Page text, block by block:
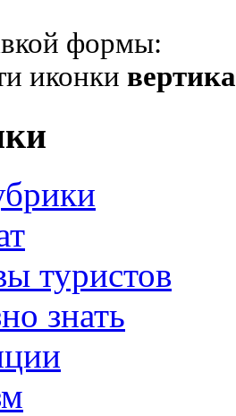
формы:
иконки
туристов
знать